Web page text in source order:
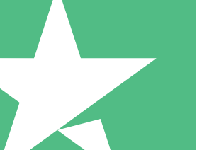
Créditos Individuais
uso com créditos de download. Sem
1000